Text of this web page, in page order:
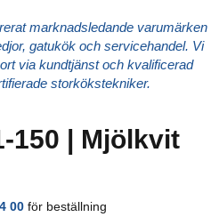
marknadsledande varumärken
gatukök och servicehandel. Vi
via kundtjänst och kvalificerad
storkökstekniker.
150 | Mjölkvit
00för beställning